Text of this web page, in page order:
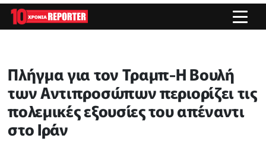
Πλήγμα για τον Τραμπ-Η Βουλή
των Αντιπροσώπων περιορίζει τις
πολεμικές εξουσίες του απέναντι
στο Ιράν